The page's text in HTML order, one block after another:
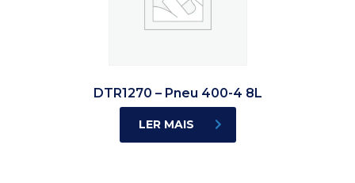
DTR1270 – Pneu 400-4 8L
LER MAIS